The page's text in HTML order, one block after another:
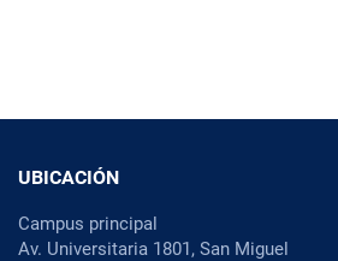
UBICACIÓN
Campus principal
Av. Universitaria 1801, San Miguel